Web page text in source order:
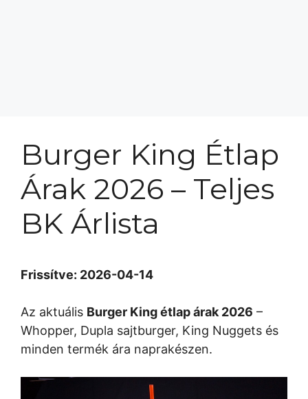
Burger King Étlap
Árak 2026 – Teljes
BK Árlista
Frissítve: 2026-04-14
Az aktuális Burger King étlap árak 2026 –
Whopper, Dupla sajtburger, King Nuggets és
minden termék ára naprakészen.